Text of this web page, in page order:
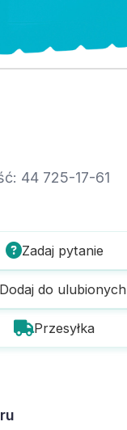
44 725-17-61
Zadaj pytanie
do ulubionych
Przesyłka